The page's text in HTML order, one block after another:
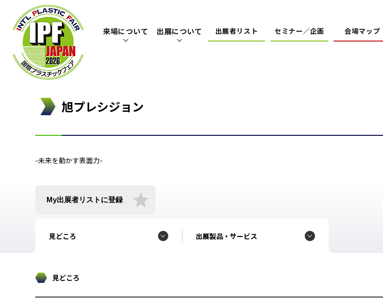
来場について 出展について 出展者リスト セミナー／企画 会場マップ
旭プレシジョン
-未来を動かす表面力-
My出展者リストに登録
見どころ 出展製品・サービス
見どころ